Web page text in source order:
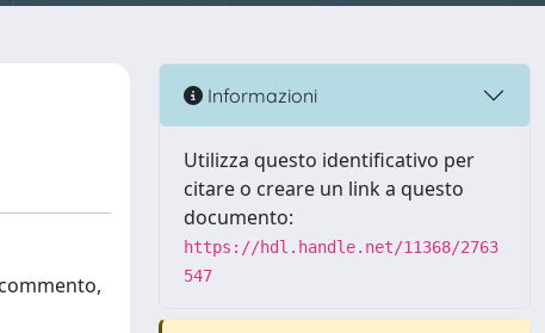
Informazioni
Utilizza questo identificativo per
citare o creare un link a questo
documento:
https://hdl.handle.net/11368/2763
547